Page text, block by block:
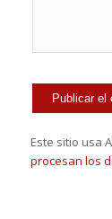
Este sitio usa
procesan los